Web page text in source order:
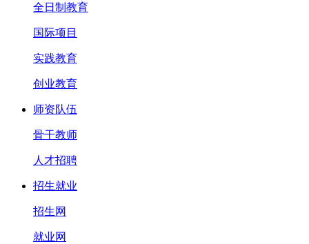
全日制教育
国际项目
实践教育
创业教育
师资队伍
骨干教师
人才招聘
招生就业
招生网
就业网